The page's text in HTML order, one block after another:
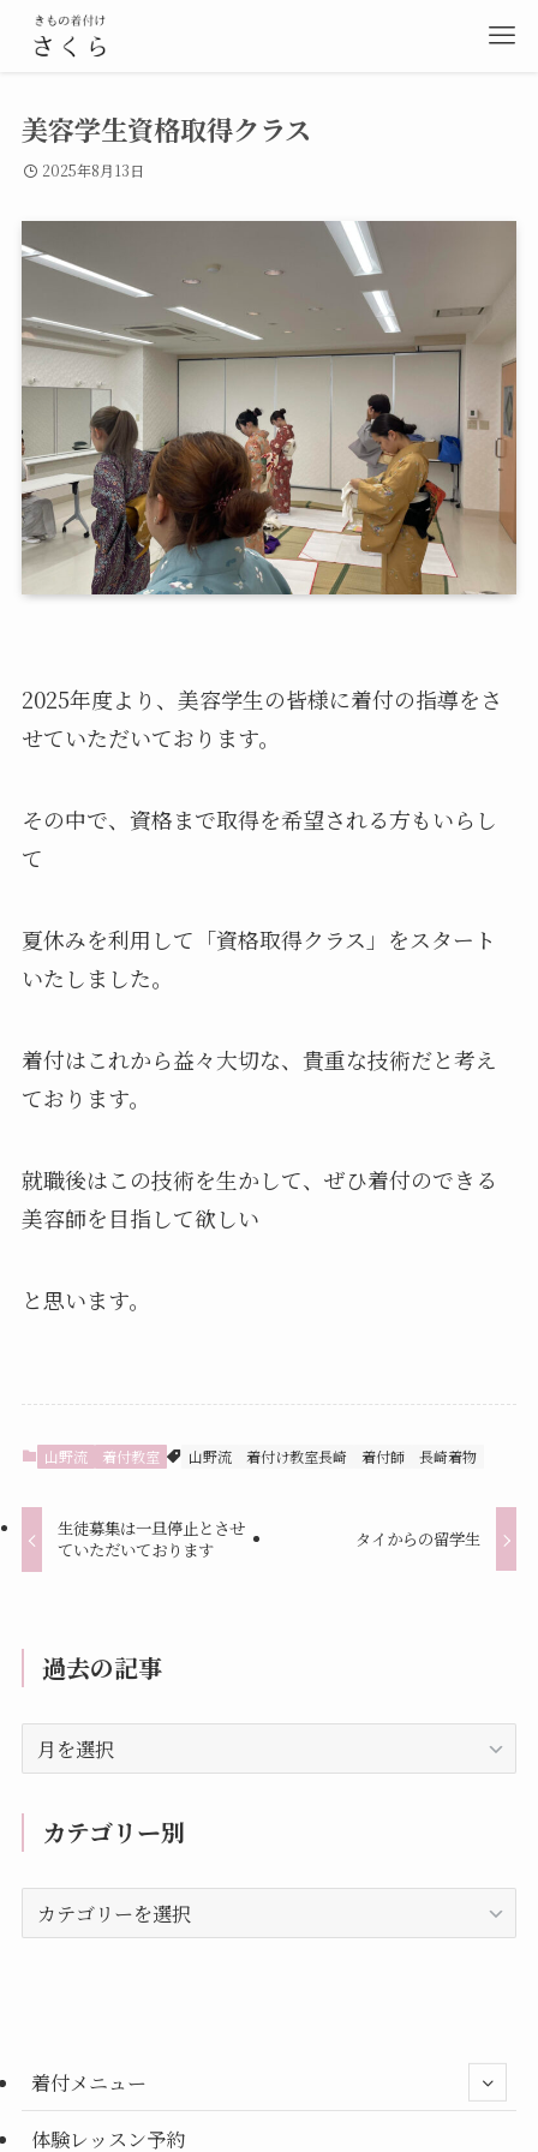
美容学生資格取得クラス
2025年8月13日
2025年度より、美容学生の皆様に着付の指導をさ
せていただいております。
その中で、資格まで取得を希望される方もいらし
て
夏休みを利用して「資格取得クラス」をスタート
いたしました。
着付はこれから益々大切な、貴重な技術だと考え
ております。
就職後はこの技術を生かして、ぜひ着付のできる
美容師を目指して欲しい
と思います。
山野流 着付教室 山野流 着付け教室長崎 着付師 長崎着物
生徒募集は一旦停止とさせ
ていただいております
タイからの留学生
過去の記事
去
事
カテゴリー別
テ
着付メニュー
体験レッスン予約